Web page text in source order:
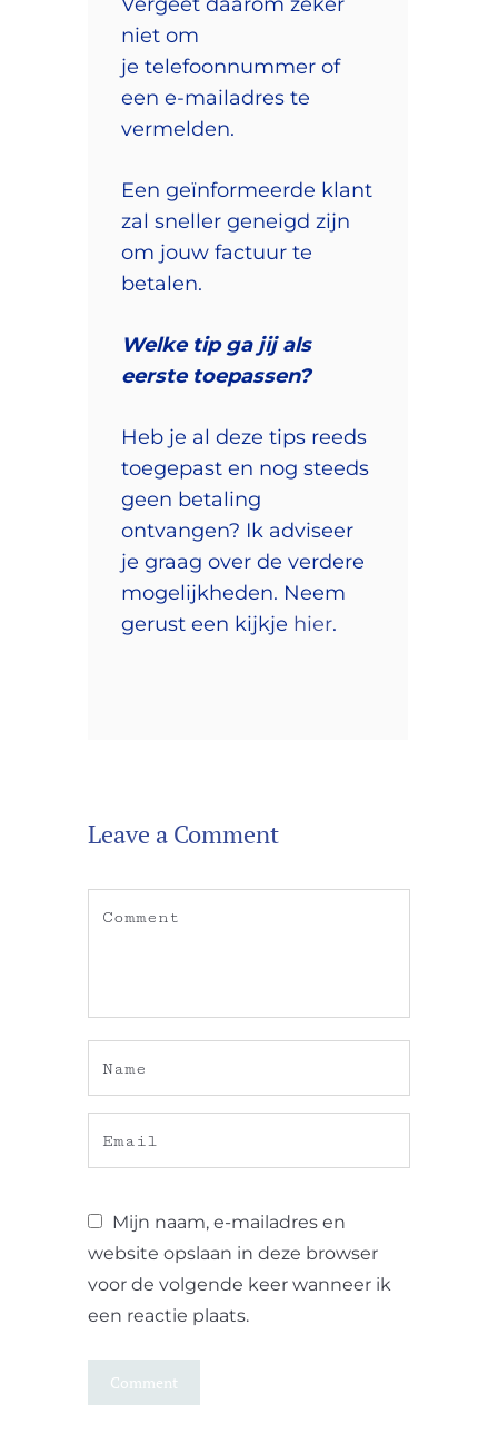
niet om
je telefoonnummer of
een e-mailadres te
vermelden.
Een geïnformeerde klant
zal sneller geneigd zijn
om jouw factuur te
betalen.
Welke tip ga jij als
eerste toepassen?
Heb je al deze tips reeds
toegepast en nog steeds
geen betaling
ontvangen? Ik adviseer
je graag over de verdere
mogelijkheden. Neem
gerust een kijkje hier.
Leave a Comment
Mijn naam, e-mailadres en
website opslaan in deze browser
voor de volgende keer wanneer ik
een reactie plaats.